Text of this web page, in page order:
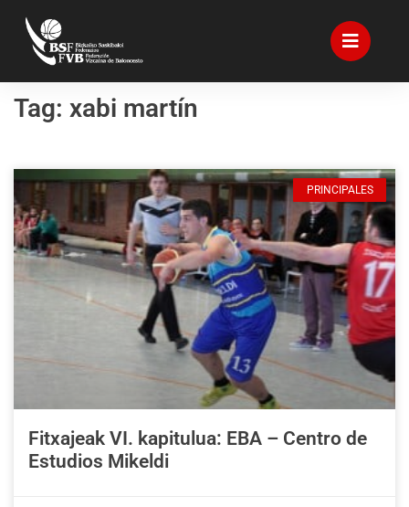
Tag: xabi martín
PRINCIPALES
Fitxajeak VI. kapitulua: EBA – Centro de
Estudios Mikeldi